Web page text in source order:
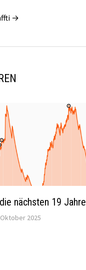
→
nächsten 19 Jahre
2025